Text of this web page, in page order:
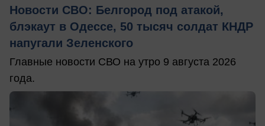
Новости СВО: Белгород под атакой,
блэкаут в Одессе, 50 тысяч солдат КНДР
напугали Зеленского
Главные новости СВО на утро 9 августа 2026
года.